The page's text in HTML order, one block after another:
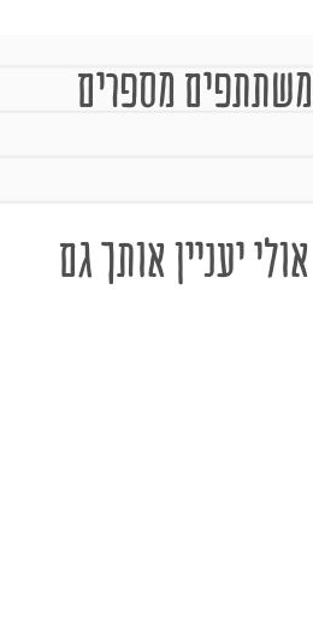
משתתפים מספרים
אולי יעניין אותך גם